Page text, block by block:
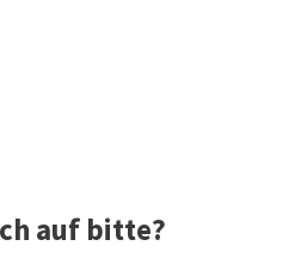
auf bitte?